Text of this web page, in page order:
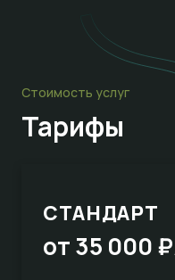
Стоимость услуг
Тарифы
СТАНДАРТ
от 35 000